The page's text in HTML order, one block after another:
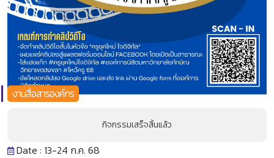
งานสื่อสารองค์กร
กิจกรรมเสร็จสิ้นแล้ว
Date : 13-24 ก.ค. 68